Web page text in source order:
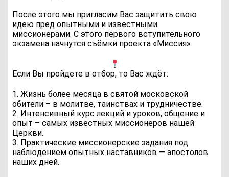
После этого мы пригласим Вас защитить свою
идею пред опытными и известными
миссионерами. С этого первого вступительного
экзамена начнутся съёмки проекта «Миссия».
Если Вы пройдете в отбор, то Вас ждёт:
1. Жизнь более месяца в святой московской
обители – в молитве, таинствах и трудничестве.
2. Интенсивный курс лекций и уроков, общение и
опыт – самых известных миссионеров нашей
Церкви.
3. Практические миссионерские задания под
наблюдением опытных наставников — апостолов
наших дней.